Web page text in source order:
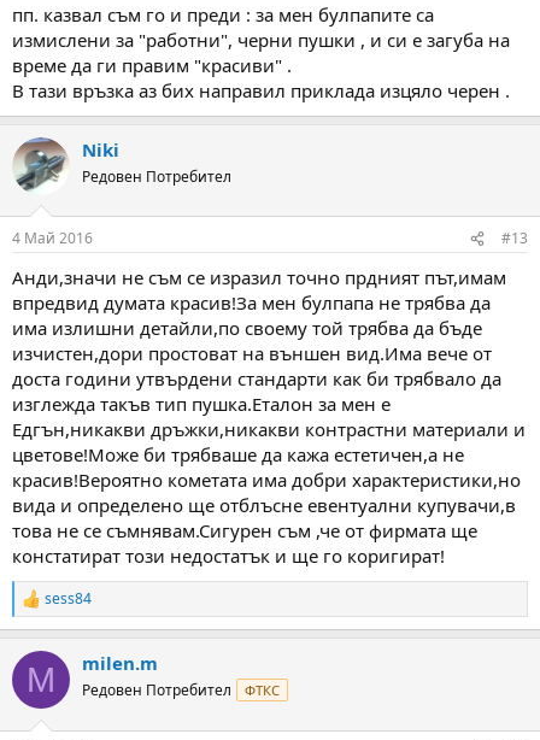
пп. казвал съм го и преди : за мен булпапите са
измислени за "работни", черни пушки , и си е загуба на
време да ги правим "красиви" .
В тази връзка аз бих направил приклада изцяло черен .
Niki
Редовен Потребител
4 Май 2016 #13
Анди,значи не съм се изразил точно прдният път,имам
впредвид думата красив!За мен булпапа не трябва да
има излишни детайли,по своему той трябва да бъде
изчистен,дори простоват на външен вид.Има вече от
доста години утвърдени стандарти как би трябвало да
изглежда такъв тип пушка.Еталон за мен е
Едгън,никакви дръжки,никакви контрастни материали и
цветове!Може би трябваше да кажа естетичен,а не
красив!Вероятно кометата има добри характеристики,но
вида и определено ще отблъсне евентуални купувачи,в
това не се съмнявам.Сигурен съм ,че от фирмата ще
констатират този недостатък и ще го коригират!
R
e
c
i
sess84
M milen.m
Редовен Потребител ФТКС